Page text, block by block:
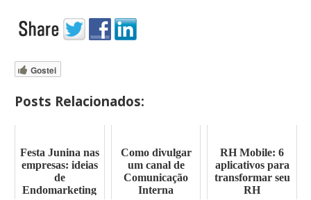
Gostei
Posts Relacionados:
Festa Junina nas
empresas: ideias
de
Endomarketing
Como divulgar
um canal de
Comunicação
Interna
RH Mobile: 6
aplicativos para
transformar seu
RH